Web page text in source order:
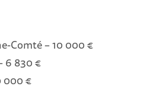
Comté – 10 000 €
6 830 €
000 €